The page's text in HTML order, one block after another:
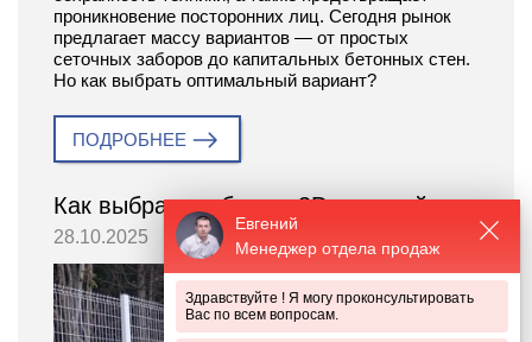
проникновение посторонних лиц. Сегодня рынок
предлагает массу вариантов — от простых
сеточных заборов до капитальных бетонных стен.
Но как выбрать оптимальный вариант?
ПОДРОБНЕЕ
Как выбрать забор из 3D-панелей
28.10.2025
Евгений
Менеджер отдела продаж
Здравствуйте ! Я могу проконсультировать
Вас по всем вопросам.